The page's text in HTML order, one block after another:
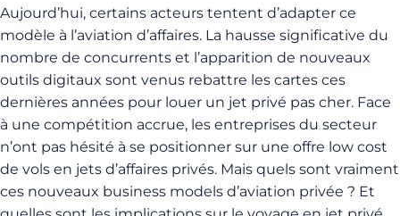
Aujourd’hui, certains acteurs tentent d’adapter ce
modèle à l’aviation d’affaires. La hausse significative du
nombre de concurrents et l’apparition de nouveaux
outils digitaux sont venus rebattre les cartes ces
dernières années pour louer un jet privé pas cher. Face
à une compétition accrue, les entreprises du secteur
n’ont pas hésité à se positionner sur une offre low cost
de vols en jets d’affaires privés. Mais quels sont vraiment
ces nouveaux business models d’aviation privée ? Et